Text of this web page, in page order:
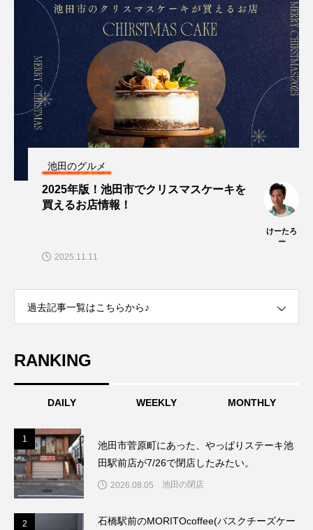
池田のグルメ
2025年版！池田市でクリスマスケーキを
買えるお店情報！
けーたろ
ー
2025.11.11
過去記事一覧はこちらから♪
RANKING
DAILY WEEKLY MONTHLY
1
池田市菅原町にあった、やっぱりステーキ池
田駅前店が7/26で閉店したみたい。
2026.08.05 池田の閉店
2
石橋駅前のMORITOcoffee(バスクチーズケー